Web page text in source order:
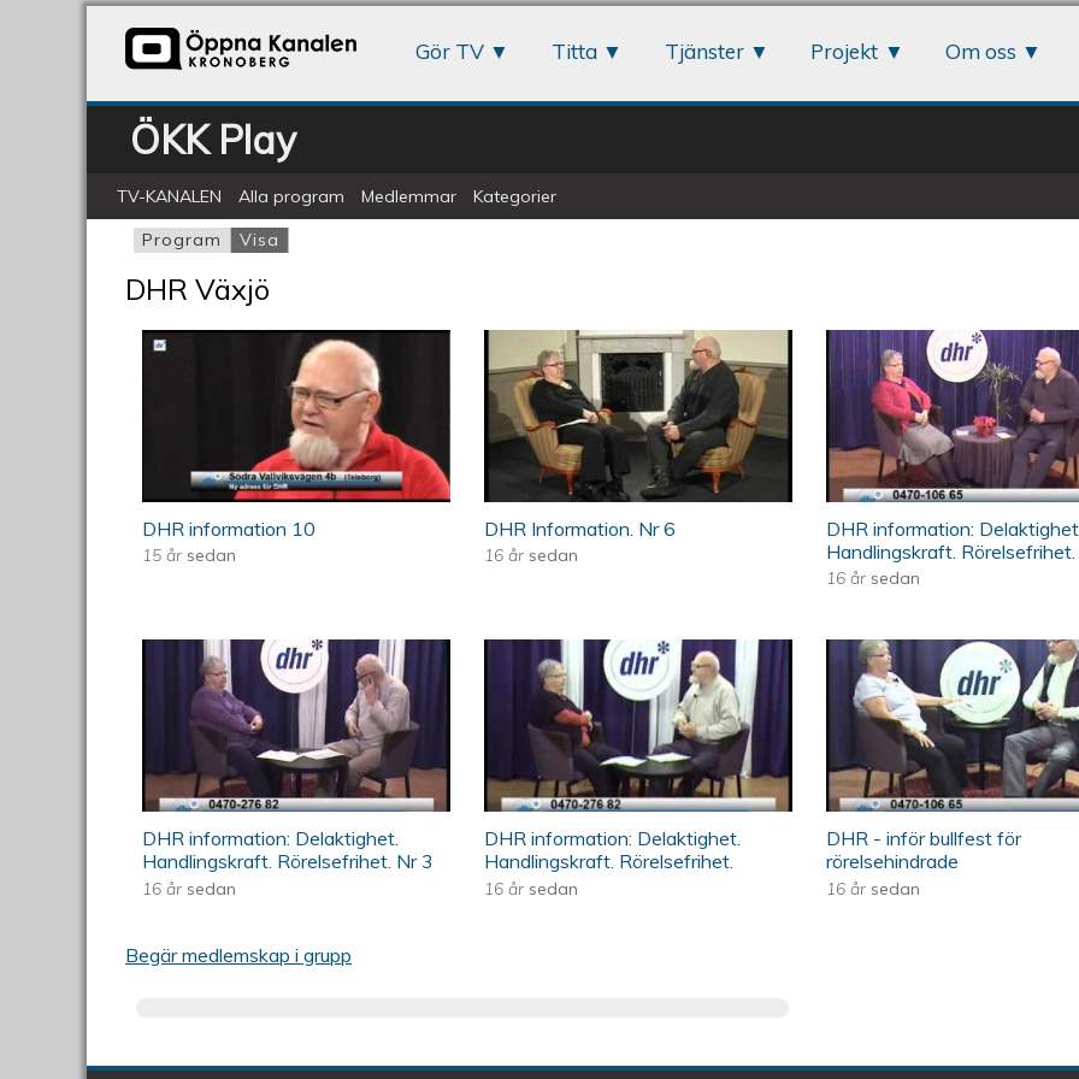
Gör TV Titta Tjänster Projekt Om oss
ÖKK Play
TV-KANALEN Alla program Medlemmar Kategorier
Primära flikar
Program Visa
DHR Växjö
ÖKV Play: DHR information 10
DHR information 10
15 år sedan
ÖKV Play - DHR Information. Nr 6
DHR Information. Nr 6
16 år sedan
ÖKV Play - DHR
Handlingskraft.
DHR information: Delaktighet.
Handlingskraft.
16 år sedan
ÖKV Play - DHR information: Delaktighet. Handlingskraft.
DHR information: Delaktighet.
Handlingskraft. Rörelsefrihet. Nr 3
16 år sedan
ÖKV Play - DHR information: Delaktighet.
DHR information: Delaktighet.
Handlingskraft. Rörelsefrihet.
16 år sedan
ÖKV Play - DHR
DHR - inför bullfest för
rörelsehindrade
16 år sedan
Begär medlemskap i grupp